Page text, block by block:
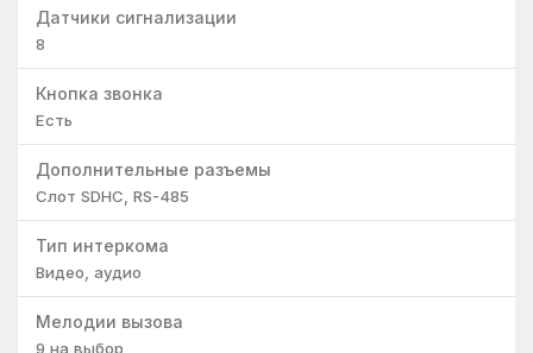
Датчики сигнализации
8
Кнопка звонка
Есть
Дополнительные разъемы
Слот SDHC, RS-485
Тип интеркома
Видео, аудио
Мелодии вызова
9 на выбор